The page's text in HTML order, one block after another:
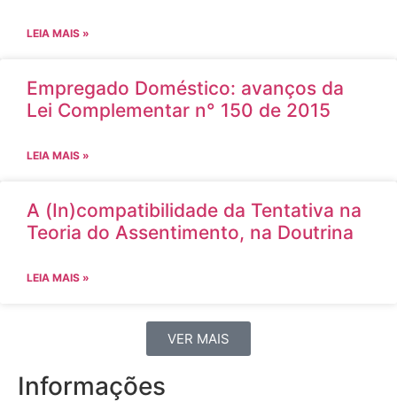
LEIA MAIS »
Empregado Doméstico: avanços da
Lei Complementar n° 150 de 2015
LEIA MAIS »
A (In)compatibilidade da Tentativa na
Teoria do Assentimento, na Doutrina
LEIA MAIS »
VER MAIS
Informações